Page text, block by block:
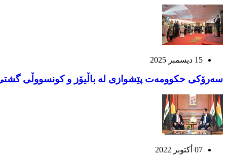
15 ديسمبر 2025
سەرۆکی حکوومەت پێشوازی لە باڵیۆز و کونسووڵی گشتی
07 أكتوبر 2022